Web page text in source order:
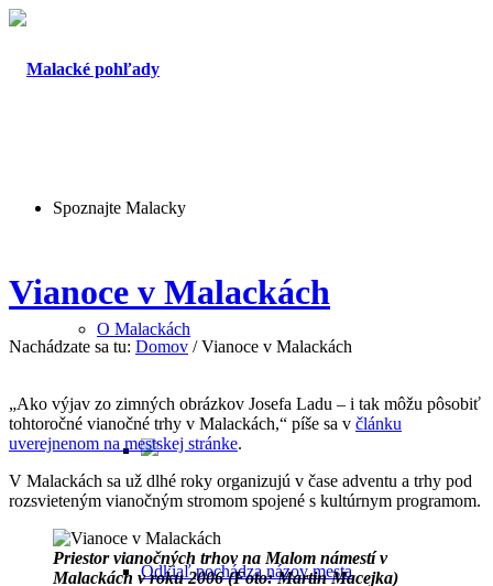
Spoznajte Malacky
O Malackách
Odkiaľ pochádza názov mesta
Vianoce v Malackách
Nachádzate sa tu: Domov / Vianoce v Malackách
„Ako výjav zo zimných obrázkov Josefa Ladu – i tak môžu pôsobiť
tohtoročné vianočné trhy v Malackách,“ píše sa v článku
uverejnenom na mestskej stránke.
V Malackách sa už dlhé roky organizujú v čase adventu a trhy pod
rozsvieteným vianočným stromom spojené s kultúrnym programom.
Priestor vianočných trhov na Malom námestí v
Malackách v roku 2006 (Foto: Martin Macejka)